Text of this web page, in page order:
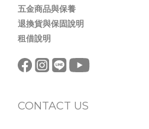
五金商品與保養
退換貨與保固說明
租借說明
CONTACT US